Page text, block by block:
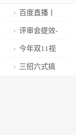
百度直播丨
塑造亲和力的
直播间虚拟助
理形象
评审会提效-
给产品经理的
一点建议
今年双11视
觉大赏！太TM
三招六式搞